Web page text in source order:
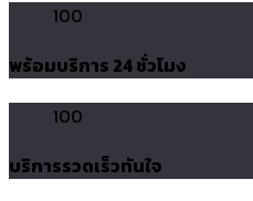
100
พร้อมบริการ 24 ชั่วโมง
100
บริการรวดเร็วทันใจ